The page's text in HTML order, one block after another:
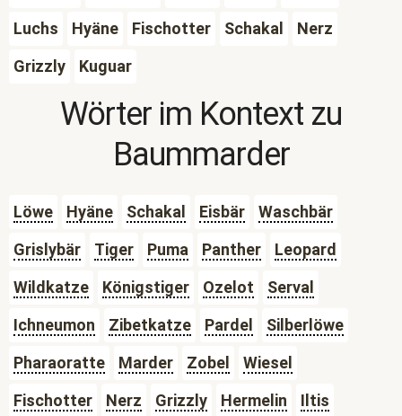
Luchs
Hyäne Fischotter Schakal
Nerz
Grizzly
Kuguar
Wörter im Kontext zu
Baummarder
Löwe Hyäne Schakal Eisbär
Waschbär
Grislybär
Tiger Puma Panther
Leopard
Wildkatze
Königstiger Ozelot
Serval
Ichneumon
Zibetkatze Pardel
Silberlöwe
Pharaoratte
Marder Zobel
Wiesel
Fischotter
Nerz Grizzly Hermelin Iltis